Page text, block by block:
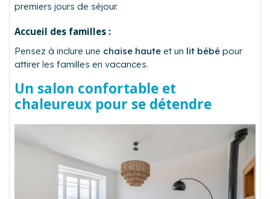
premiers jours de séjour.
Accueil des familles :
Pensez à inclure une chaise haute et un lit bébé pour
attirer les familles en vacances.
Un salon confortable et
chaleureux pour se détendre